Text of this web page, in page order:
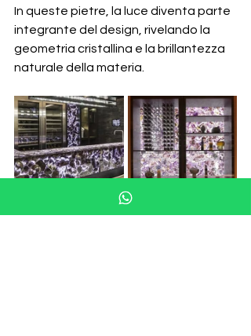
In queste pietre, la luce diventa parte
integrante del design, rivelando la
geometria cristallina e la brillantezza
naturale della materia.
Ametista